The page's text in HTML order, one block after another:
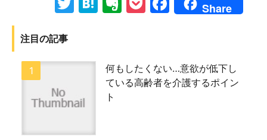
Share
注目の記事
何もしたくない…意欲が低下し
ている高齢者を介護するポイン
ト